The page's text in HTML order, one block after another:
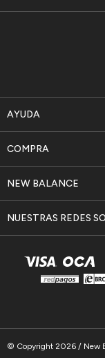
AYUDA
NEW BALANCE
COMPRA
NUESTRAS REDES
© Copyright 2026 / New